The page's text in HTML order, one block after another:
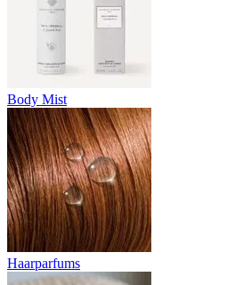
Body Mist
Haarparfums